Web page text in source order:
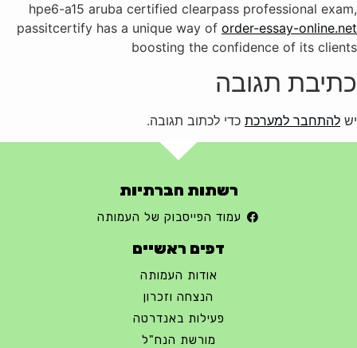
hpe6-a15 aruba certified clearpass professional exam,
passitcertify has a unique way of order-essay-online.net
boosting the confidence of its clients
כתיבת תגובה
יש להתחבר למערכת כדי לכתוב תגובה.
רשתות חברתיות
עמוד הפייסבוק של העמותה
דפים ראשיים
אודות העמותה
הנצחה וזכרון
פעילות באנדרטה
מורשת הנח"ל